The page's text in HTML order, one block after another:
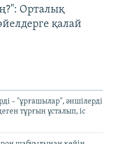
Орталық
қалай
– "ұрғашылар", әншілерді
тұрғын ұсталып, іс